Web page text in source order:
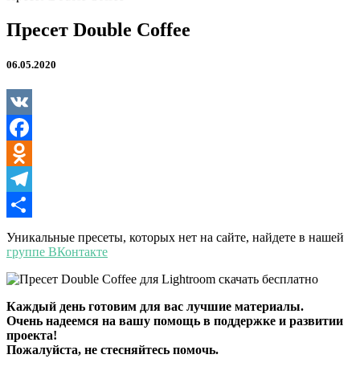
Пресет Double Coffee
06.05.2020
VK
Facebook
Odnoklassniki
Telegram
Отправить
Уникальные пресеты, которых нет на сайте, найдете в нашей
группе ВКонтакте
Каждый день готовим для вас лучшие материалы.
Очень надеемся на вашу помощь в поддержке и развитии
проекта!
Пожалуйста, не стесняйтесь помочь.